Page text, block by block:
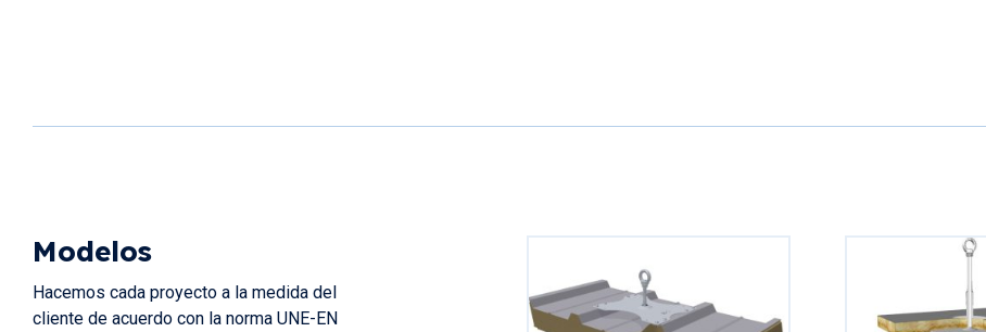
Modelos
Hacemos cada proyecto a la medida del
cliente de acuerdo con la norma UNE-EN